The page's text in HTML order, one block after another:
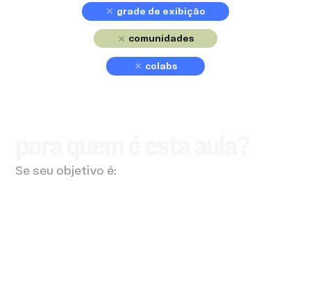
grade de exibição
comunidades
colabs
Se seu objetivo é: